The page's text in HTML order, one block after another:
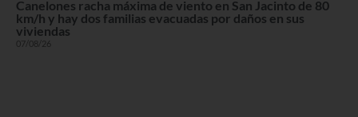
Canelones racha máxima de viento en San Jacinto de 80
km/h y hay dos familias evacuadas por daños en sus
viviendas
07/08/26